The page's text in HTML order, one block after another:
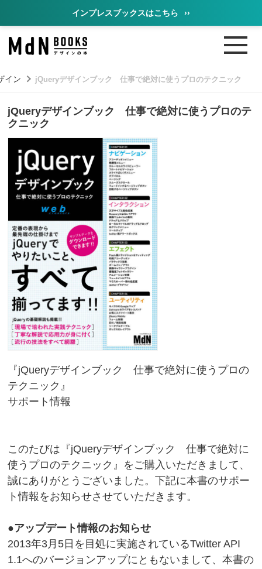
インプレスブックスはこちら ››
イン jQueryデザインブック 仕事で絶対に使うプロのテクニック
jQueryデザインブック 仕事で絶対に使うプロのテ
クニック
『jQueryデザインブック 仕事で絶対に使うプロの
テクニック』
サポート情報
このたびは『jQueryデザインブック 仕事で絶対に
使うプロのテクニック』をご購入いただきまして、
誠にありがとうございました。下記に本書のサポー
ト情報をお知らせさせていただきます。
●アップデート情報のお知らせ
2013年3月5日を目処に実施されているTwitter API
1.1へのバージョンアップにともないまして、本書の